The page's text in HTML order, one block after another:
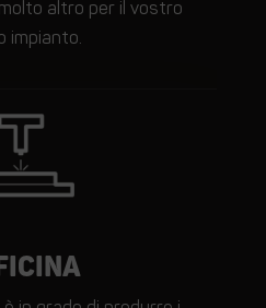
altro per il vostro
impianto.